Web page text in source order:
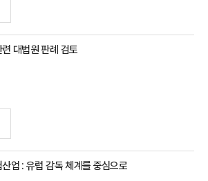
대법원 판례 검토
업 : 유럽 감독 체계를 중심으로